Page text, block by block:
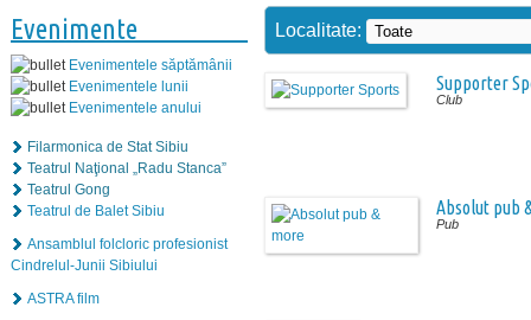
Evenimente
Evenimentele săptămânii
Evenimentele lunii
Evenimentele anului
Filarmonica de Stat Sibiu
Teatrul Naţional „Radu Stanca”
Teatrul Gong
Teatrul de Balet Sibiu
Ansamblul folcloric profesionist
Cindrelul-Junii Sibiului
ASTRA film
Localitate:
Supporter
Club
Absolut pub
Pub